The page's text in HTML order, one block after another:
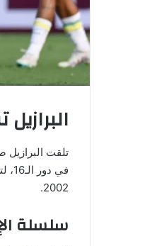
البرازيل تودع
في
2002.
سلسلة